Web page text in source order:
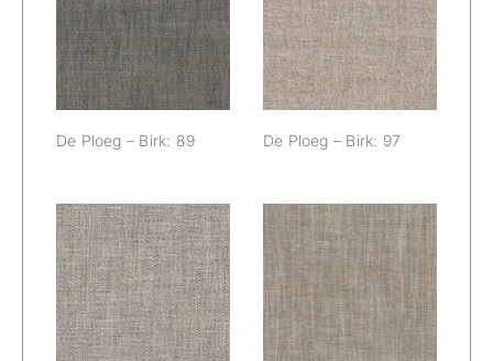
De Ploeg – Birk:
89
De Ploeg – Birk: 89
De Ploeg – Birk:
97
De Ploeg – Birk: 97
De Ploeg – Birk:
98
De Ploeg – Birk:
99